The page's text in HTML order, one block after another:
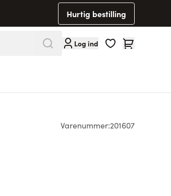
Hurtig bestilling
Log ind Cart
Varenummer:201607